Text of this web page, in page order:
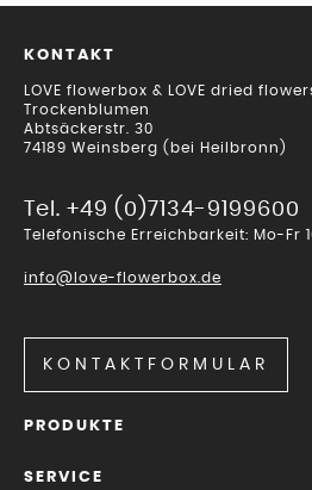
KONTAKT
LOVE flowerbox & LOVE dried
Trockenblumen
Abtsäckerstr. 30
74189 Weinsberg (bei Heilbronn)
Tel. +49 (0)7134-9199600
Telefonische Erreichbarkeit: Mo-Fr
info@love-flowerbox.de
KONTAKTFORMULAR
PRODUKTE
SERVICE